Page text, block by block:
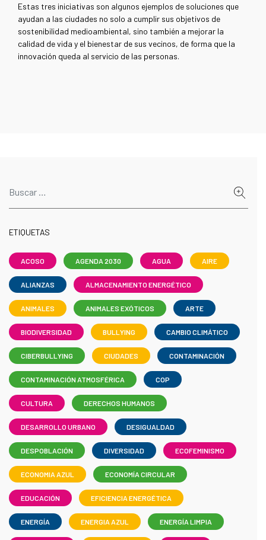
Estas tres iniciativas son algunos ejemplos de soluciones que
ayudan a las ciudades no solo a cumplir sus objetivos de
sostenibilidad medioambiental, sino también a mejorar la
calidad de vida y el bienestar de sus vecinos, de forma que la
innovación queda al servicio de las personas.
ETIQUETAS
ACOSO AGENDA 2030 AGUA AIRE
ALIANZAS ALMACENAMIENTO ENERGÉTICO
ANIMALES ANIMALES EXÓTICOS ARTE
BIODIVERSIDAD BULLYING CAMBIO CLIMÁTICO
CIBERBULLYING CIUDADES CONTAMINACIÓN
CONTAMINACIÓN ATMOSFÉRICA COP
CULTURA DERECHOS HUMANOS
DESARROLLO URBANO DESIGUALDAD
DESPOBLACIÓN DIVERSIDAD ECOFEMINISMO
ECONOMIA AZUL ECONOMÍA CIRCULAR
EDUCACIÓN EFICIENCIA ENERGÉTICA
ENERGÍA ENERGIA AZUL ENERGÍA LIMPIA